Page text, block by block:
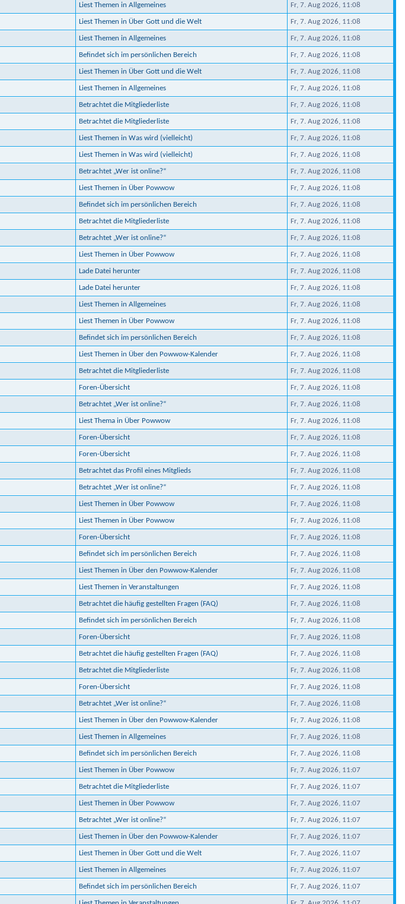
Liest Themen in Allgemeines Fr, 7. Aug 2026, 11:08
Liest Themen in Über Gott und die Welt Fr, 7. Aug 2026, 11:08
Liest Themen in Allgemeines Fr, 7. Aug 2026, 11:08
Befindet sich im persönlichen Bereich Fr, 7. Aug 2026, 11:08
Liest Themen in Über Gott und die Welt Fr, 7. Aug 2026, 11:08
Liest Themen in Allgemeines Fr, 7. Aug 2026, 11:08
Betrachtet die Mitgliederliste Fr, 7. Aug 2026, 11:08
Betrachtet die Mitgliederliste Fr, 7. Aug 2026, 11:08
Liest Themen in Was wird (vielleicht) Fr, 7. Aug 2026, 11:08
Liest Themen in Was wird (vielleicht) Fr, 7. Aug 2026, 11:08
Betrachtet „Wer ist online?“ Fr, 7. Aug 2026, 11:08
Liest Themen in Über Powwow Fr, 7. Aug 2026, 11:08
Befindet sich im persönlichen Bereich Fr, 7. Aug 2026, 11:08
Betrachtet die Mitgliederliste Fr, 7. Aug 2026, 11:08
Betrachtet „Wer ist online?“ Fr, 7. Aug 2026, 11:08
Liest Themen in Über Powwow Fr, 7. Aug 2026, 11:08
Lade Datei herunter Fr, 7. Aug 2026, 11:08
Lade Datei herunter Fr, 7. Aug 2026, 11:08
Liest Themen in Allgemeines Fr, 7. Aug 2026, 11:08
Liest Themen in Über Powwow Fr, 7. Aug 2026, 11:08
Befindet sich im persönlichen Bereich Fr, 7. Aug 2026, 11:08
Liest Themen in Über den Powwow-Kalender Fr, 7. Aug 2026, 11:08
Betrachtet die Mitgliederliste Fr, 7. Aug 2026, 11:08
Foren-Übersicht Fr, 7. Aug 2026, 11:08
Betrachtet „Wer ist online?“ Fr, 7. Aug 2026, 11:08
Liest Thema in Über Powwow Fr, 7. Aug 2026, 11:08
Foren-Übersicht Fr, 7. Aug 2026, 11:08
Foren-Übersicht Fr, 7. Aug 2026, 11:08
Betrachtet das Profil eines Mitglieds Fr, 7. Aug 2026, 11:08
Betrachtet „Wer ist online?“ Fr, 7. Aug 2026, 11:08
Liest Themen in Über Powwow Fr, 7. Aug 2026, 11:08
Liest Themen in Über Powwow Fr, 7. Aug 2026, 11:08
Foren-Übersicht Fr, 7. Aug 2026, 11:08
Befindet sich im persönlichen Bereich Fr, 7. Aug 2026, 11:08
Liest Themen in Über den Powwow-Kalender Fr, 7. Aug 2026, 11:08
Liest Themen in Veranstaltungen Fr, 7. Aug 2026, 11:08
Betrachtet die häufig gestellten Fragen (FAQ) Fr, 7. Aug 2026, 11:08
Befindet sich im persönlichen Bereich Fr, 7. Aug 2026, 11:08
Foren-Übersicht Fr, 7. Aug 2026, 11:08
Betrachtet die häufig gestellten Fragen (FAQ) Fr, 7. Aug 2026, 11:08
Betrachtet die Mitgliederliste Fr, 7. Aug 2026, 11:08
Foren-Übersicht Fr, 7. Aug 2026, 11:08
Betrachtet „Wer ist online?“ Fr, 7. Aug 2026, 11:08
Liest Themen in Über den Powwow-Kalender Fr, 7. Aug 2026, 11:08
Liest Themen in Allgemeines Fr, 7. Aug 2026, 11:08
Befindet sich im persönlichen Bereich Fr, 7. Aug 2026, 11:08
Liest Themen in Über Powwow Fr, 7. Aug 2026, 11:07
Betrachtet die Mitgliederliste Fr, 7. Aug 2026, 11:07
Liest Themen in Über Powwow Fr, 7. Aug 2026, 11:07
Betrachtet „Wer ist online?“ Fr, 7. Aug 2026, 11:07
Liest Themen in Über den Powwow-Kalender Fr, 7. Aug 2026, 11:07
Liest Themen in Über Gott und die Welt Fr, 7. Aug 2026, 11:07
Liest Themen in Allgemeines Fr, 7. Aug 2026, 11:07
Befindet sich im persönlichen Bereich Fr, 7. Aug 2026, 11:07